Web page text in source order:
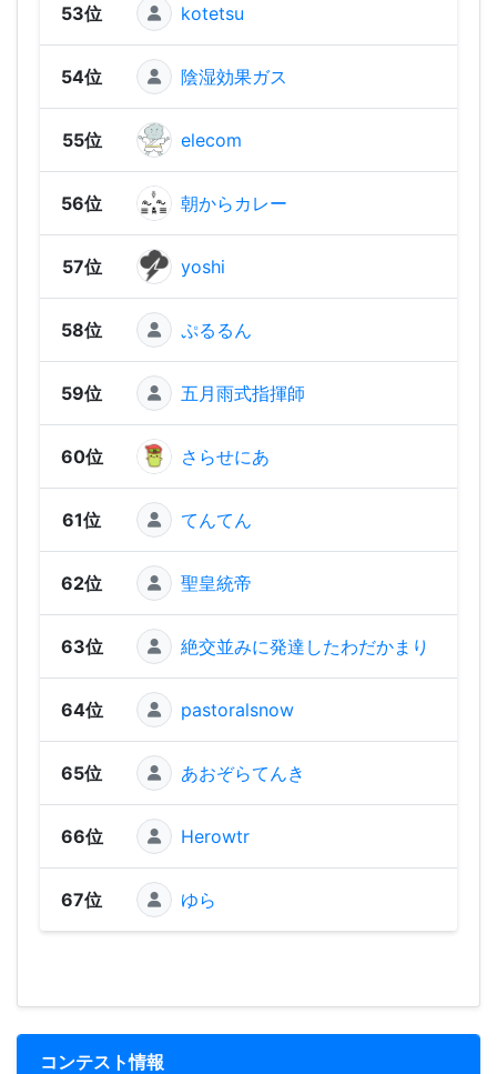
53位 kotetsu
54位 陰湿効果ガス
55位 elecom
56位 朝からカレー
57位 yoshi
58位 ぷるるん
59位 五月雨式指揮師
60位 さらせにあ
61位 てんてん
62位 聖皇統帝
63位 絶交並みに発達したわだかまり
64位 pastoralsnow
65位 あおぞらてんき
66位 Herowtr
67位 ゆら
コンテスト情報